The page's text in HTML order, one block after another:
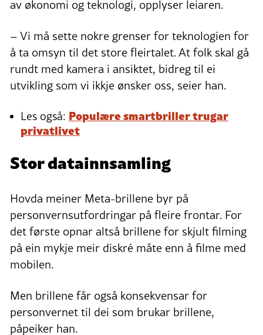
av økonomi og teknologi, opplyser leiaren.
– Vi må sette nokre grenser for teknologien for
å ta omsyn til det store fleirtalet. At folk skal gå
rundt med kamera i ansiktet, bidreg til ei
utvikling som vi ikkje ønsker oss, seier han.
Les også: Populære smartbriller trugar
privatlivet
Stor datainnsamling
Hovda meiner Meta-brillene byr på
personvernsutfordringar på fleire frontar. For
det første opnar altså brillene for skjult filming
på ein mykje meir diskré måte enn å filme med
mobilen.
Men brillene får også konsekvensar for
personvernet til dei som brukar brillene,
påpeiker han.